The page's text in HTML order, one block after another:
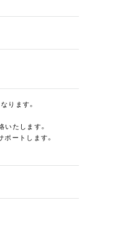
ります。
たします。
ートします。